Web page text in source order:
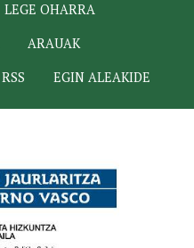
LEGE OHARRA
ARAUAK
RSS EGIN ALEAKIDE